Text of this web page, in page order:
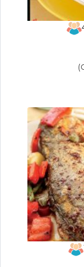
ÇİKOLATALI
ÇAM
REÇELİ
NAR
Pasta ve
Tüm
ET
Nohutlu
Kebap
Patatesli
Bonfile
Bitlis